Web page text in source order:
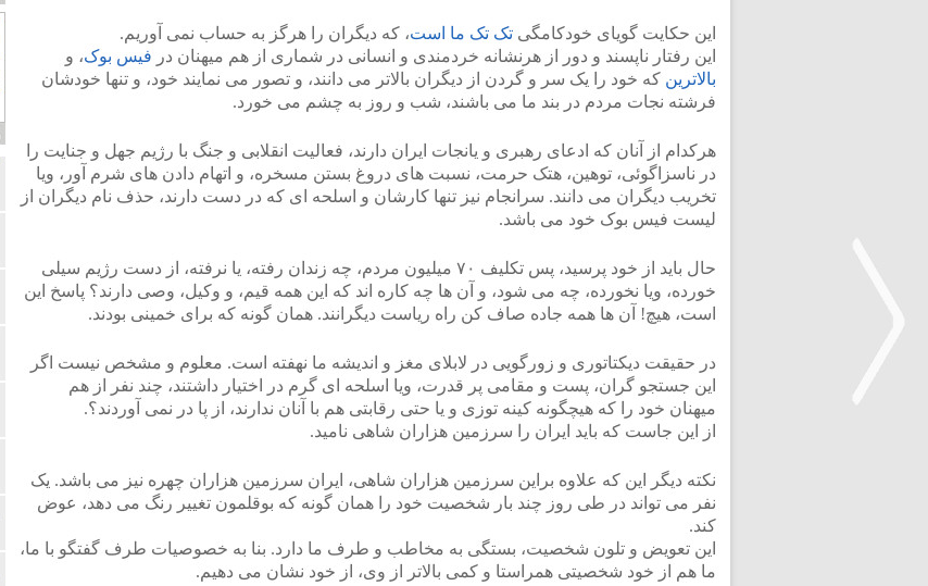
این حکایت گویای خودکامگی تک تک ما است، که دیگران را هرگز به حساب نمی آوریم.
این رفتار ناپسند و دور از هرنشانه خردمندی و انسانی در شماری از هم میهنان در فیس بوک، و
بالاترین که خود را یک سر و گردن از دیگران بالاتر می دانند، و تصور می نمایند خود، و تنها خودشان
فرشته نجات مردم در بند ما می باشند، شب و روز به چشم می خورد.
هرکدام از آنان که ادعای رهبری و یانجات ایران دارند، فعالیت انقلابی و جنگ با رژیم جهل و جنایت را
در ناسزاگوئی، توهین، هتک حرمت، نسبت های دروغ بستن مسخره، و اتهام دادن های شرم آور، ویا
تخریب دیگران می دانند. سرانجام نیز تنها کارشان و اسلحه ای که در دست دارند، حذف نام دیگران از
لیست فیس بوک خود می باشد.
حال باید از خود پرسید، پس تکلیف ۷۰ میلیون مردم، چه زندان رفته، یا نرفته، از دست رژیم سیلی
خورده، ویا نخورده، چه می شود، و آن ها چه کاره اند که این همه قیم، و وکیل، وصی دارند؟ پاسخ این
است، هیچ! آن ها همه جاده صاف کن راه ریاست دیگرانند. همان گونه که برای خمینی بودند.
در حقیقت دیکتاتوری و زورگویی در لابلای مغز و اندیشه ما نهفته است. معلوم و مشخص نیست اگر
این جستجو گران، پست و مقامی پر قدرت، ویا اسلحه ای گرم در اختیار داشتند، چند نفر از هم
میهنان خود را که هیچگونه کینه توزی و یا حتی رقابتی هم با آنان ندارند، از پا در نمی آوردند؟.
از این جاست که باید ایران را سرزمین هزاران شاهی نامید.
نکته دیگر این که علاوه براین سرزمین هزاران شاهی، ایران سرزمین هزاران چهره نیز می باشد. یک
نفر می تواند در طی روز چند بار شخصیت خود را همان گونه که بوقلمون تغییر رنگ می دهد، عوض
کند.
این تعویض و تلون شخصیت، بستگی به مخاطب و طرف ما دارد. بنا به خصوصیات طرف گفتگو با ما،
ما هم از خود شخصیتی همراستا و کمی بالاتر از وی، از خود نشان می دهیم.